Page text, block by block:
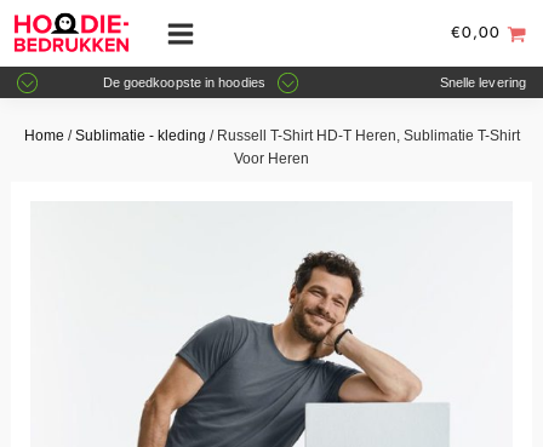
€0,00
De goedkoopste in hoodies Snelle levering
Home /Sublimatie - kleding / Russell T-Shirt HD-T Heren, Sublimatie T-Shirt
Voor Heren